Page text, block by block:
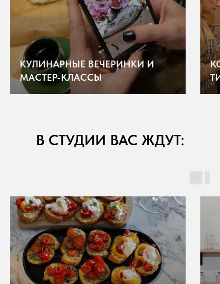
КУЛИНАРНЫЕ ВЕЧЕРИНКИ И
МАСТЕР-КЛАССЫ
В СТУДИИ ВАС ЖДУТ: